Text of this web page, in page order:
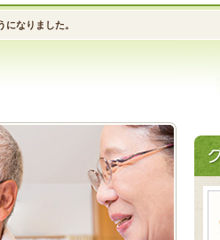
なりました。